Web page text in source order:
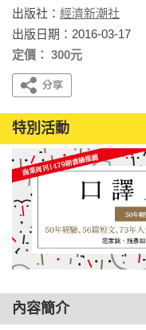
出版社： 經濟新潮社
出版日期：2016-03-17
定價： 300元
特別活動
內容簡介